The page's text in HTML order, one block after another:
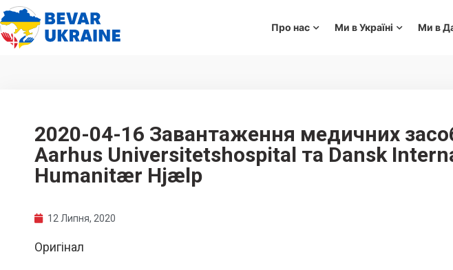
Про нас Ми в Україні Ми в
2020-04-16 Завантаження медичних
Aarhus Universitetshospital та Dansk
Humanitær Hjælp
12 Липня, 2020
Оригінал